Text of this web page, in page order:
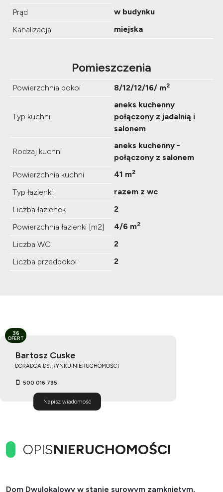
Prąd
w budynku
Kanalizacja
miejska
Pomieszczenia
Powierzchnia pokoi 8/12/12/16/ m2
Typ kuchni
aneks kuchenny
połączony z jadalnią i
salonem
Rodzaj kuchni
aneks kuchenny -
połączony z salonem
Powierzchnia kuchni
41 m2
Typ łazienki
razem z wc
Liczba łazienek
2
Powierzchnia łazienki [m2]
4/6 m2
Liczba WC
2
Liczba przedpokoi
2
Bartosz Cuske
DORADCA DS. RYNKU NIERUCHOMOŚCI
500 016 795
Napisz wiadomość
36
OFERT
OPISNIERUCHOMOŚCI
Dom Dwulokalowy w stanie surowym zamkniętym,